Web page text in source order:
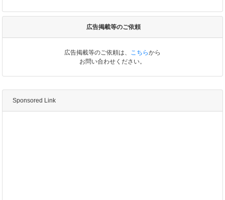
広告掲載等のご依頼
広告掲載等のご依頼は、 こちらから
お問い合わせください。
Sponsored Link